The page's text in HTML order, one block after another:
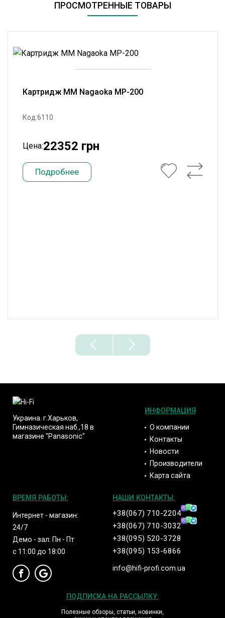
ПРОСМОТРЕННЫЕ ТОВАРЫ
Картридж ММ Nagaoka MP-200
Код:6110
Цена:22352 грн
Подробнее
Украина. г.Харьков,
Гимназическая наб.,18 в
магазине "Panasonic"
ИНФОРМАЦИЯ
О компании
Контакты
Новости
Производители
Карта сайта
ВРЕМЯ РАБОТЫ:
Интернет - магазин:
24/7
Демо - зал: Пн - Пт
с 11:00 до 18:00
НАШИ КОНТАКТЫ:
+38(067) 710-2204
+38(067) 710-3032
+38(095) 520-3728
+38(095) 153-6866
info@hifi-profi.com.ua
ПОДПИСКА НА РАССЫЛКУ:
Полезные обзоры, статьи, новинки,